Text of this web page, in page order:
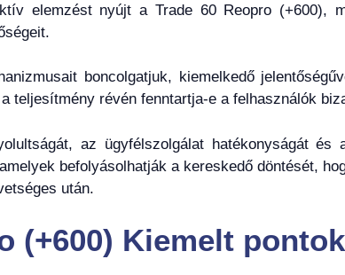
elemzést nyújt a Trade 60 Reopro (+600),
boncolgatjuk, kiemelkedő
teljesítmény révén fenntartja-e a felhasználók
az ügyfélszolgálat hatékonyságát
befolyásolhatják a kereskedő döntését,
után.
(+600) Kiemelt pontok